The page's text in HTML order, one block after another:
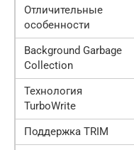
Отличительные
особенности
Background Garbage
Collection
Технология
TurboWrite
Поддержка TRIM